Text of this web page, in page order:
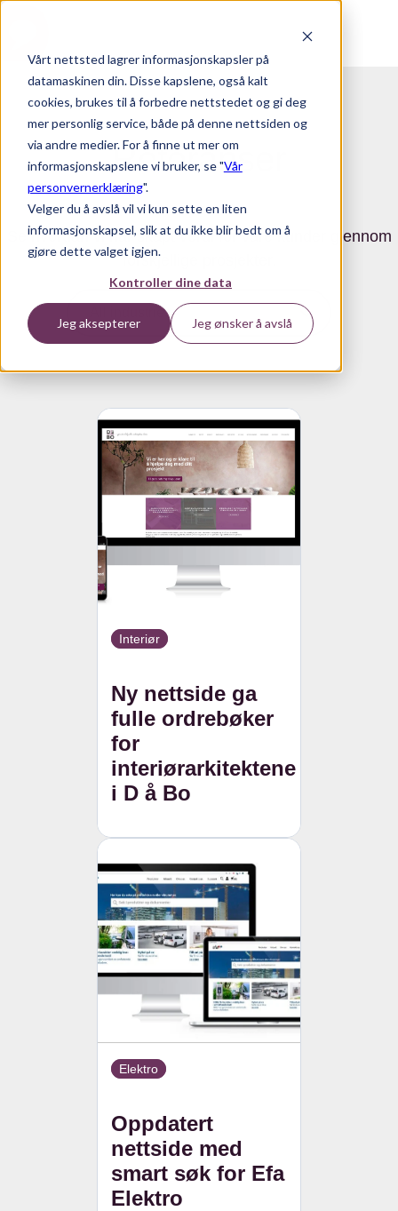
Vårt nettsted lagrer informasjonskapsler på
datamaskinen din. Disse kapslene, også kalt
cookies, brukes til å forbedre nettstedet og gi deg
mer personlig service, både på denne nettsiden og
via andre medier. For å finne ut mer om
informasjonskapslene vi bruker, se "Vår
personvernerklæring".
Velger du å avslå vil vi kun sette en liten
informasjonskapsel, slik at du ikke blir bedt om å
gjøre dette valget igjen.
Kontroller dine data
Jeg aksepterer Jeg ønsker å avslå
Referanser
Se hvordan vi har skapt verdi for våre kunder gjennom
forskjellige prosjekter.
Interiør
Ny nettside ga
fulle ordrebøker
for
interiørarkitektene
i D å Bo
Elektro
Oppdatert
nettside med
smart søk for Efa
Elektro